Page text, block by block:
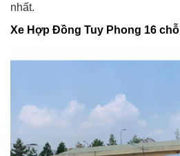
nhất.
Xe Hợp Đồng Tuy Phong 16 chỗ